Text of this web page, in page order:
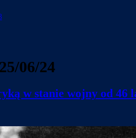
06/24
w stanie wojny od 46